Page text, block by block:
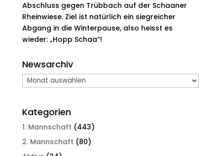
Abschluss gegen Trübbach auf der Schaaner
Rheinwiese. Ziel ist natürlich ein siegreicher
Abgang in die Winterpause, also heisst es
wieder: „Hopp Schaa“!
Newsarchiv
Newsarchiv
Kategorien
1. Mannschaft (443)
2. Mannschaft (80)